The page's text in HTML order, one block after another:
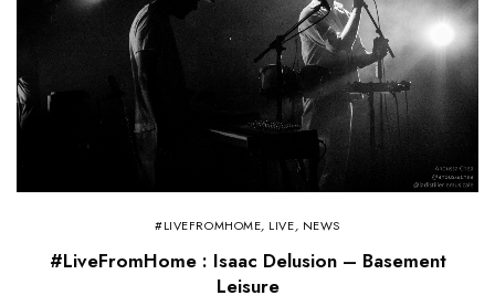
#LIVEFROMHOME, LIVE, NEWS
#LiveFromHome : Isaac Delusion – Basement
Leisure